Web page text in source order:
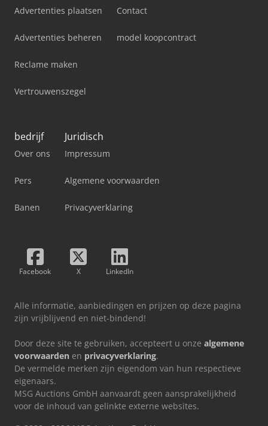
Advertenties plaatsen
Advertenties beheren
Reclame maken
Vertrouwenszegel
Contact
model koopcontract
bedrijf
Over ons
Pers
Banen
Juridisch
Impressum
Algemene voorwaarden
Privacyverklaring
Facebook X LinkedIn
Alle informatie, aanbiedingen en prijzen op deze pagina
zijn vrijblijvend en niet-bindend!
Door deze site te gebruiken, accepteert u onze algemene
voorwaarden en privacyverklaring.
De vermelde merken zijn eigendom van hun respectieve
eigenaars.
MSG Auctions GmbH aanvaardt geen aansprakelijkheid
voor de inhoud van gelinkte externe websites.